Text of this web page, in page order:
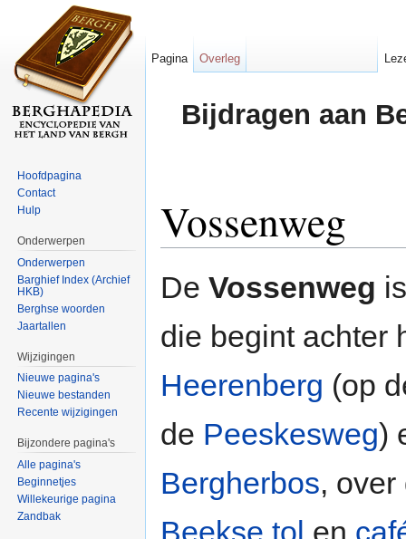
Bijdragen aan
Vossenweg
De Vossenweg
die begint achter
Heerenberg (op
de Peeskesweg)
Bergherbos,
Beekse tol en
Pagina Overleg
Hoofdpagina
Contact
Hulp
Onderwerpen
Onderwerpen
Barghief Index (Archief
HKB)
Berghse woorden
Jaartallen
Wijzigingen
Nieuwe pagina's
Nieuwe bestanden
Recente wijzigingen
Bijzondere pagina's
Alle pagina's
Beginnetjes
Willekeurige pagina
Zandbak